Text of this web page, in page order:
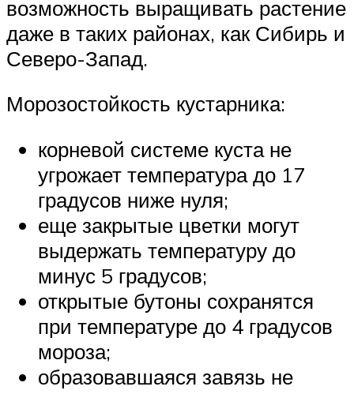
возможность выращивать растение
даже в таких районах, как Сибирь и
Северо-Запад.
Морозостойкость кустарника:
корневой системе куста не
угрожает температура до 17
градусов ниже нуля;
еще закрытые цветки могут
выдержать температуру до
минус 5 градусов;
открытые бутоны сохранятся
при температуре до 4 градусов
мороза;
образовавшаяся завязь не